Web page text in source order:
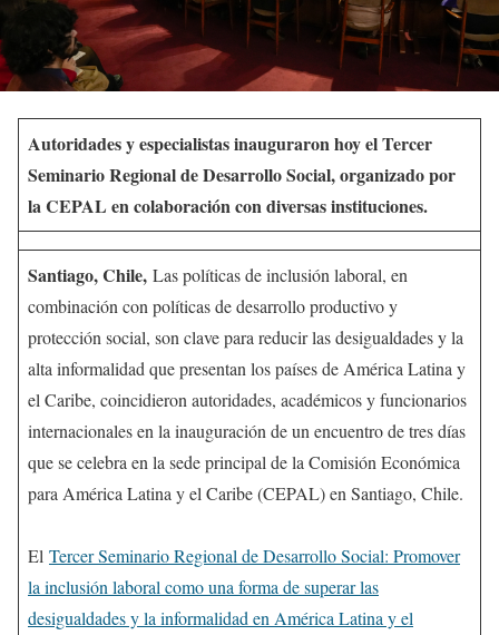
Autoridades y especialistas inauguraron hoy el Tercer
Seminario Regional de Desarrollo Social, organizado por
la CEPAL en colaboración con diversas instituciones.
Santiago, Chile, Las políticas de inclusión laboral, en
combinación con políticas de desarrollo productivo y
protección social, son clave para reducir las desigualdades y la
alta informalidad que presentan los países de América Latina y
el Caribe, coincidieron autoridades, académicos y funcionarios
internacionales en la inauguración de un encuentro de tres días
que se celebra en la sede principal de la Comisión Económica
para América Latina y el Caribe (CEPAL) en Santiago, Chile.
El Tercer Seminario Regional de Desarrollo Social: Promover
la inclusión laboral como una forma de superar las
desigualdades y la informalidad en América Latina y el